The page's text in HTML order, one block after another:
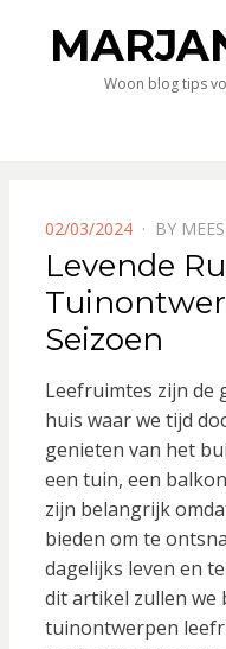
Woon blog tips
POSTED
ON
02/03/2024 BY MEES
Levende
Seizoen
Leefruimtes zijn de
huis waar we tijd
genieten van het
een tuin, een
zijn belangrijk
bieden om te
dagelijks leven en
dit artikel zullen we
tuinontwerpen